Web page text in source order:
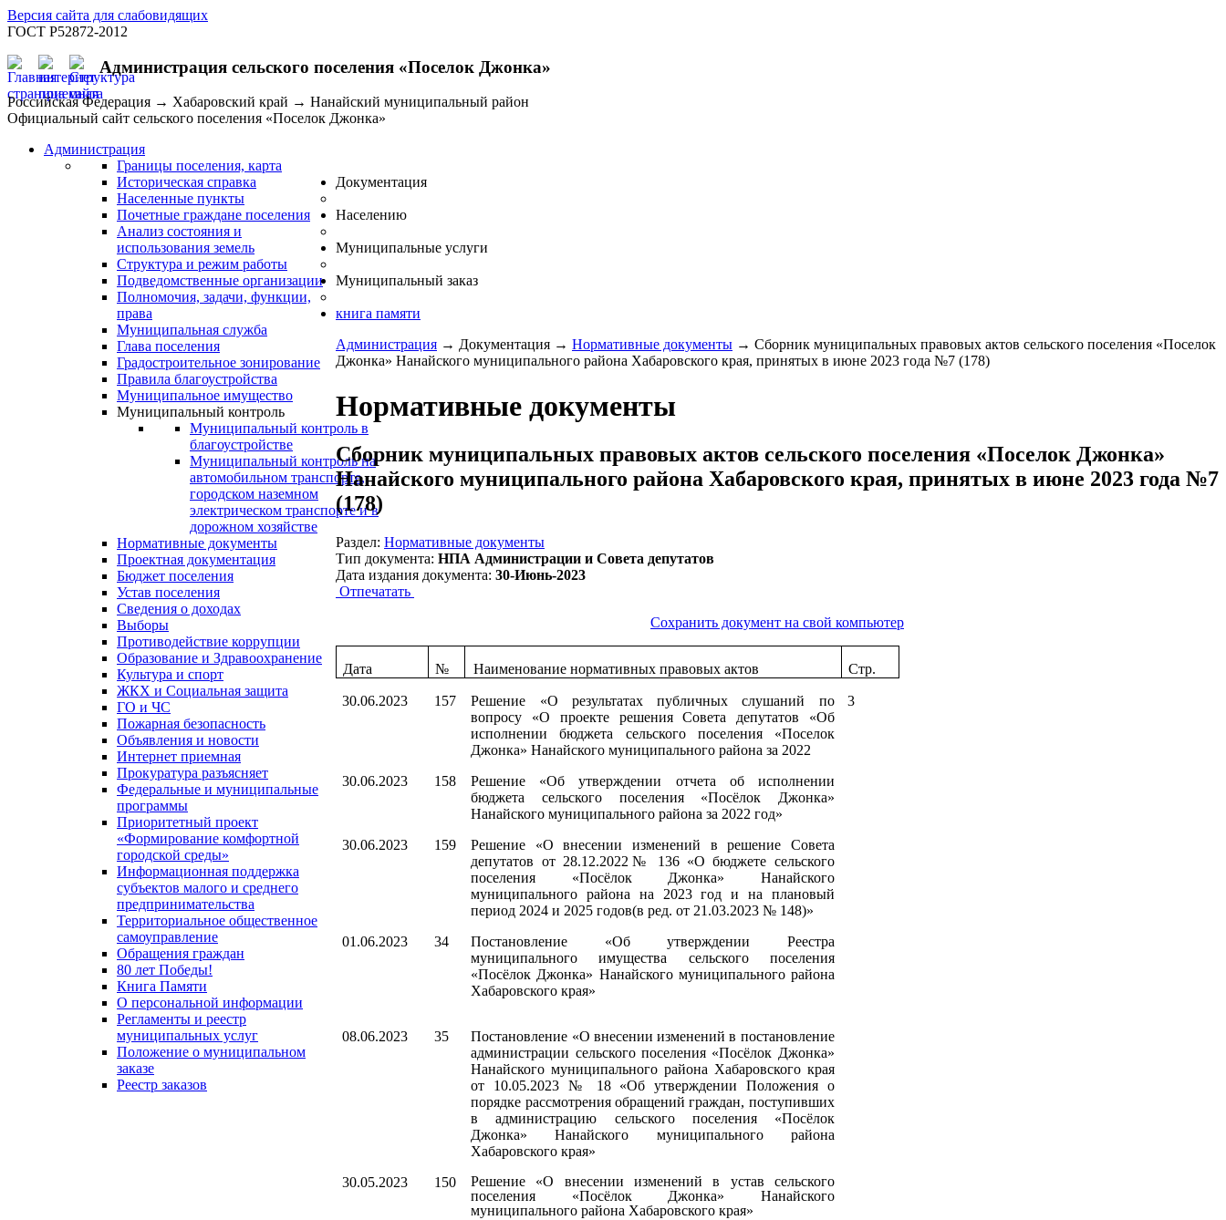
Версия сайта для слабовидящих
ГОСТ Р52872-2012
Администрация сельского поселения «Поселок Джонка»
Российская Федерация → Хабаровский край → Нанайский муниципальный район
Официальный сайт сельского поселения «Поселок Джонка»
Администрация
Границы поселения, карта
Историческая справка
Населенные пункты
Почетные граждане поселения
Анализ состояния и
использования земель
Структура и режим работы
Подведомственные организации
Полномочия, задачи, функции,
права
Муниципальная служба
Глава поселения
Градостроительное зонирование
Правила благоустройства
Муниципальное имущество
Муниципальный контроль
Муниципальный контроль в
благоустройстве
Муниципальный контроль на
автомобильном транспорте,
городском наземном
электрическом транспорте и в
дорожном хозяйстве
Документация
Нормативные документы
Проектная документация
Бюджет поселения
Устав поселения
Сведения о доходах
Выборы
Противодействие коррупции
Населению
Образование и Здравоохранение
Культура и спорт
ЖКХ и Социальная защита
ГО и ЧС
Пожарная безопасность
Объявления и новости
Интернет приемная
Прокуратура разъясняет
Федеральные и муниципальные
программы
Приоритетный проект
«Формирование комфортной
городской среды»
Информационная поддержка
субъектов малого и среднего
предпринимательства
Территориальное общественное
самоуправление
Обращения граждан
80 лет Победы!
Книга Памяти
О персональной информации
Муниципальные услуги
Регламенты и реестр
муниципальных услуг
Муниципальный заказ
Положение о муниципальном
заказе
Реестр заказов
книга памяти
Администрация → Документация → Нормативные документы → Сборник муниципальных правовых актов сельского поселения «Поселок
Джонка» Нанайского муниципального района Хабаровского края, принятых в июне 2023 года №7 (178)
Нормативные документы
Сборник муниципальных правовых актов сельского поселения «Поселок Джонка»
Нанайского муниципального района Хабаровского края, принятых в июне 2023 года №7
(178)
Раздел: Нормативные документы
Тип документа: НПА Администрации и Совета депутатов
Дата издания документа: 30-Июнь-2023
Отпечатать
Сохранить документ на свой компьютер
Дата № Наименование нормативных правовых актов Стр.
30.06.2023 157 Решение «О результатах публичных слушаний по
вопросу «О проекте решения Совета депутатов «Об
исполнении бюджета сельского поселения «Поселок
Джонка» Нанайского муниципального района за 2022
3
30.06.2023 158
Решение «Об утверждении отчета об исполнении
бюджета сельского поселения «Посёлок Джонка»
Нанайского муниципального района за 2022 год»
30.06.2023
159
Решение «О внесении изменений в решение Совета
депутатов от 28.12.2022№ 136 «О бюджете сельского
поселения «Посёлок Джонка» Нанайского
муниципального района на 2023 год и на плановый
период 2024 и 2025 годов(в ред. от 21.03.2023 № 148)»
01.06.2023
34 Постановление «Об утверждении Реестра
муниципального имущества сельского поселения
«Посёлок Джонка» Нанайского муниципального района
Хабаровского края»
08.06.2023 35 Постановление «О внесении изменений в постановление
администрации сельского поселения «Посёлок Джонка»
Нанайского муниципального района Хабаровского края
от 10.05.2023 № 18 «Об утверждении Положения о
порядке рассмотрения обращений граждан, поступивших
в администрацию сельского поселения «Посёлок
Джонка» Нанайского муниципального района
Хабаровского края»
30.05.2023
150
Решение «О внесении изменений в устав сельского
поселения «Посёлок Джонка» Нанайского
муниципального района Хабаровского края»